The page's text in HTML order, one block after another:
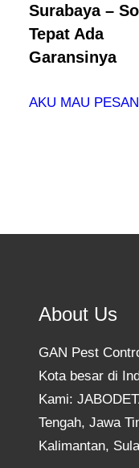
Surabaya –
Tepat Ada
Garansinya
AKU MAU PESAN
About Us
GAN Pest
Kota besar di
Kami:
Tengah, Jawa
Kalimantan,